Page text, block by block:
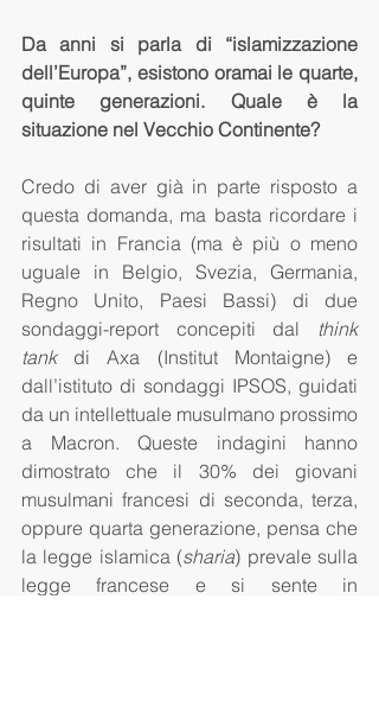
Da anni si parla di “islamizzazione
dell’Europa”, esistono oramai le quarte,
quinte generazioni. Quale è la
situazione nel Vecchio Continente?
Credo di aver già in parte risposto a
questa domanda, ma basta ricordare i
risultati in Francia (ma è più o meno
uguale in Belgio, Svezia, Germania,
Regno Unito, Paesi Bassi) di due
sondaggi-report concepiti dal think
tank di Axa (Institut Montaigne) e
dall’istituto di sondaggi IPSOS, guidati
da un intellettuale musulmano prossimo
a Macron. Queste indagini hanno
dimostrato che il 30% dei giovani
musulmani francesi di seconda, terza,
oppure quarta generazione, pensa che
la legge islamica (sharia) prevale sulla
legge francese e si sente in